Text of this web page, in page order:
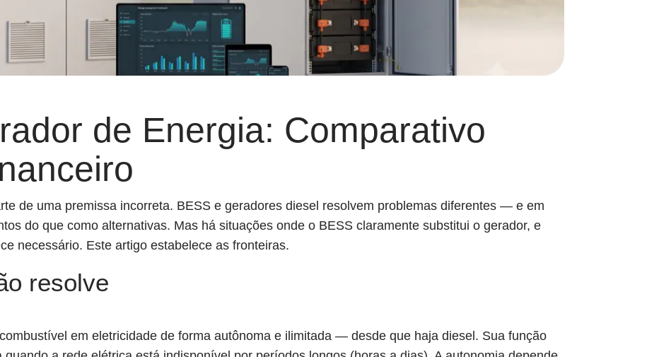
de Energia: Comparativo
de uma premissa incorreta. BESS e geradores diesel resolvem problemas diferentes — e em
do que como alternativas. Mas há situações onde o BESS claramente substitui o gerador, e
necessário. Este artigo estabelece as fronteiras.
resolve
em eletricidade de forma autônoma e ilimitada — desde que haja diesel. Sua função